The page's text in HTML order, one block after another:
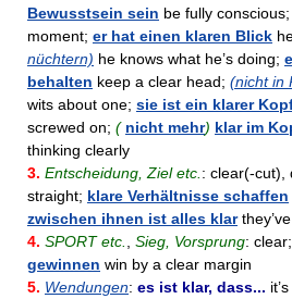
Bewusstsein sein be fully conscious;
moment; er hat einen klaren Blick
nüchtern) he knows what he’s doing;
behalten keep a clear head; (nicht in
wits about one; sie ist ein klarer
screwed on; ( nicht mehr) klar im
thinking clearly
3. Entscheidung, Ziel etc. : clear(-cut),
straight; klare Verhältnisse schaffen
zwischen ihnen ist alles klar
4. SPORT etc. Sieg, Vorsprung: clear;
gewinnen win by a clear margin
5. Wendungen: es ist klar, dass...